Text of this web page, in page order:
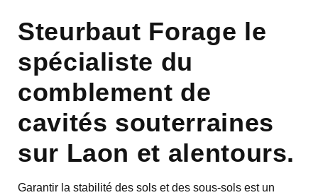
Steurbaut Forage le
spécialiste du
comblement de
cavités souterraines
sur Laon et alentours.
Garantir la stabilité des sols et des sous-sols est un